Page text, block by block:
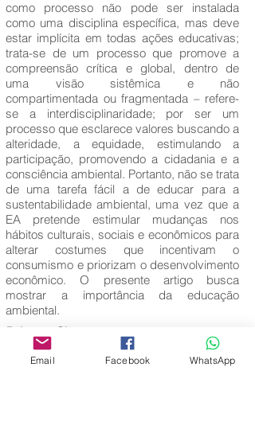
como processo não pode ser instalada
como uma disciplina específica, mas deve
estar implícita em todas ações educativas;
trata-se de um processo que promove a
compreensão crítica e global, dentro de
uma visão sistêmica e não
compartimentada ou fragmentada – refere-
se a interdisciplinaridade; por ser um
processo que esclarece valores buscando a
alteridade, a equidade, estimulando a
participação, promovendo a cidadania e a
consciência ambiental. Portanto, não se trata
de uma tarefa fácil a de educar para a
sustentabilidade ambiental, uma vez que a
EA pretende estimular mudanças nos
hábitos culturais, sociais e econômicos para
alterar costumes que incentivam o
consumismo e priorizam o desenvolvimento
econômico. O presente artigo busca
mostrar a importância da educação
ambiental.
Palavras-Chave:
Educação Ambiental; Legislação.
Email Facebook WhatsApp